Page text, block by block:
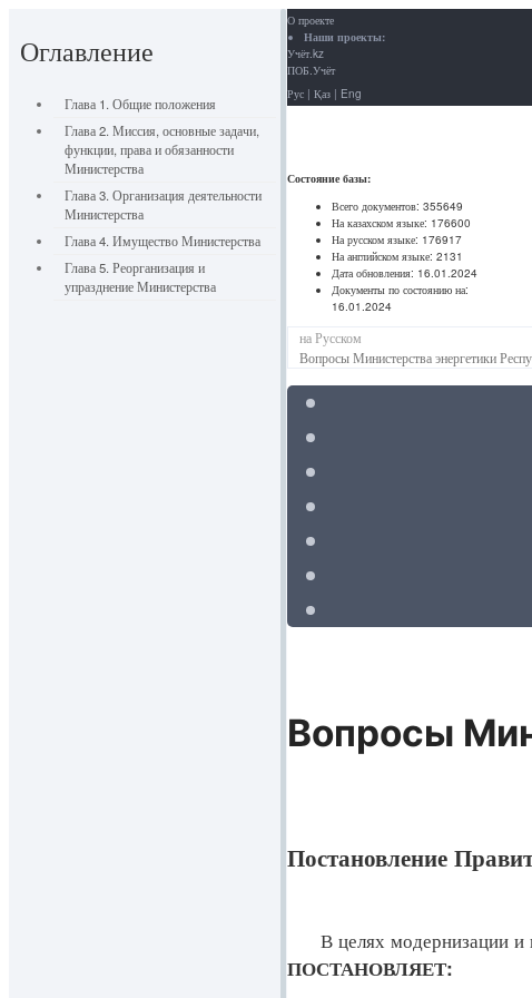
Оглавление
Глава 1. Общие положения
Глава 2. Миссия, основные задачи,
функции, права и обязанности
Министерства
Глава 3. Организация деятельности
Министерства
Глава 4. Имущество Министерства
Глава 5. Реорганизация и
упразднение Министерства
О проекте
Наши проекты:
Учёт.kz
ПОБ.Учёт
Рус | Қаз | Eng
Состояние базы:
Всего документов: 355649
На казахском языке: 176600
На русском языке: 176917
На английском языке: 2131
Дата обновления: 16.01.2024
Документы по состоянию на:
16.01.2024
на Русском
Вопросы Министерства энергетики
Вопросы
Постановление
В целях модернизации и
ПОСТАНОВЛЯЕТ: